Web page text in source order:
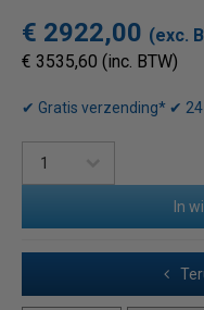
€ 2922,00 (exc.
€ 3535,60 (inc. BTW)
✔ Gratis verzending* ✔
In